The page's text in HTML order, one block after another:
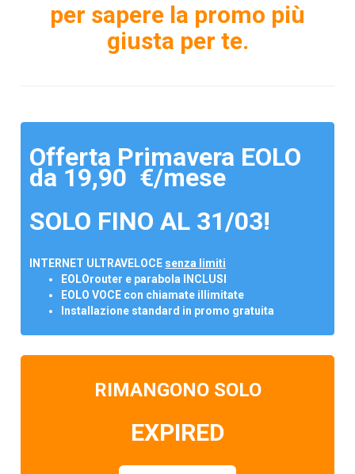
per sapere la promo più
giusta per te.
Offerta Primavera EOLO
da 19,90 €/mese
SOLO FINO AL 31/03!
INTERNET ULTRAVELOCE senza limiti
EOLOrouter e parabola INCLUSI
EOLO VOCE con chiamate illimitate
Installazione standard in promo gratuita
RIMANGONO SOLO
EXPIRED